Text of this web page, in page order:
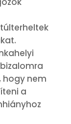
hogy nem
a